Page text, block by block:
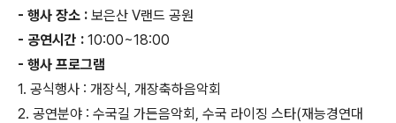
- 행사 장소 : 보은산 V랜드 공원
- 공연시간 : 10:00~18:00
- 행사 프로그램
1. 공식행사 : 개장식, 개장축하음악회
2. 공연분야 : 수국길 가든음악회, 수국 라이징 스타(재능경연대